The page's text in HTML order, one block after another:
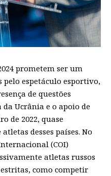
prometem ser um
espetáculo esportivo,
de questões
Ucrânia e o apoio de
de 2022, quase
desses países. No
(COI)
atletas russos
como competir